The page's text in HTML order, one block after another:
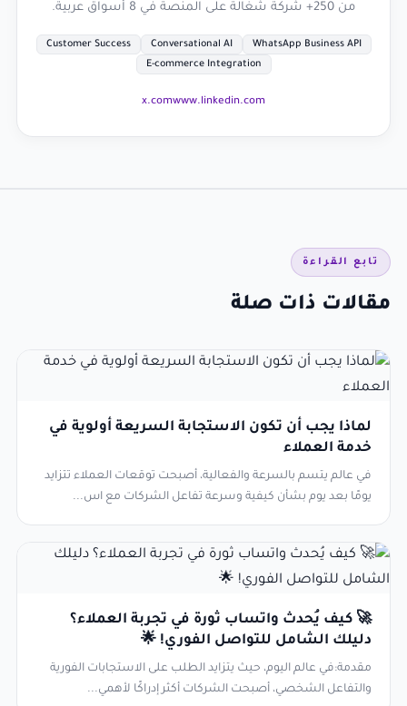
من 250+ شركة شغالة على المنصة في 8 أسواق عربية.
WhatsApp Business API
Conversational AI
Customer Success
E-commerce Integration
www.linkedin.com
x.com
تابع القراءة
مقالات ذات صلة
لماذا يجب أن تكون الاستجابة السريعة أولوية في
خدمة العملاء
في عالم يتسم بالسرعة والفعالية، أصبحت توقعات العملاء تتزايد
يومًا بعد يوم بشأن كيفية وسرعة تفاعل الشركات مع اس...
🚀 كيف يُحدث واتساب ثورة في تجربة العملاء؟
دليلك الشامل للتواصل الفوري! 🌟
مقدمة:في عالم اليوم، حيث يتزايد الطلب على الاستجابات الفورية
والتفاعل الشخصي، أصبحت الشركات أكثر إدراكًا لأهمي...